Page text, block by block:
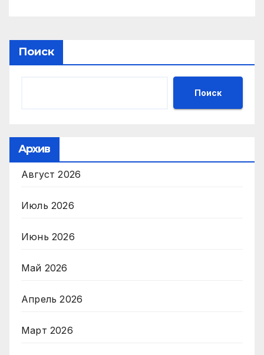
Поиск
Поиск
Архив
Август 2026
Июль 2026
Июнь 2026
Май 2026
Апрель 2026
Март 2026